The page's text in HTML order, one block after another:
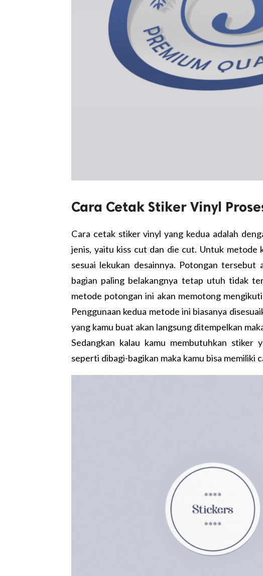
Cara Cetak Stiker Vinyl
Cara cetak stikervinyl yang kedua adalah
jenis, yaitu kiss cut dan die cut. Untuk
sesuai lekukan desainnya. Potongan
bagian paling belakangnya tetap utuh tidak
metode potongan ini akan memotong
Penggunaan kedua metode ini biasanya
yang kamu buat akan langsung ditempelkan
Sedangkan kalau kamu membutuhkan stiker
seperti dibagi-bagikan maka kamu bisa memiliki